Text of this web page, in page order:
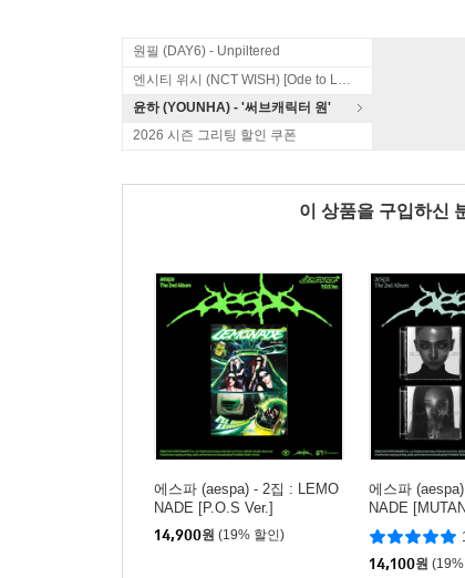
원필 (DAY6) - Unpiltered
엔시티 위시 (NCT WISH) [Ode to Love]
윤하 (YOUNHA) - '써브캐릭터 원'
2026 시즌 그리팅 할인 쿠폰
이 상품을 구입하신
에스파 (aespa) - 2집 : LEMO
NADE [P.O.S Ver.]
14,900원 (19% 할인)
에스파
NADE
1종 랜덤발송]
14,100원